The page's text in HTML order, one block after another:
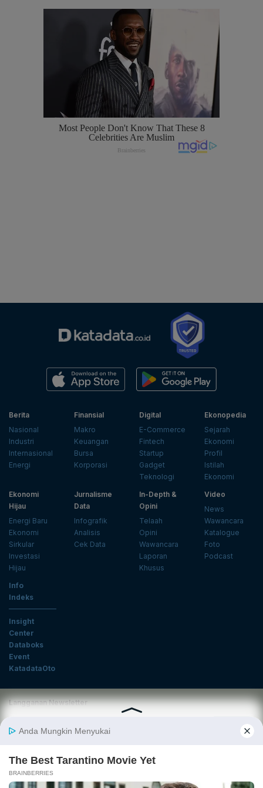
Berita
Nasional
Industri
Internasional
Energi
Finansial
Makro
Keuangan
Bursa
Korporasi
Digital
E-Commerce
Fintech
Startup
Gadget
Teknologi
Ekonopedia
Sejarah
Ekonomi
Profil
Istilah
Ekonomi
Ekonomi
Hijau
Energi Baru
Ekonomi
Sirkular
Investasi
Hijau
Jurnalisme
Data
Infografik
Analisis
Cek Data
In-Depth &
Opini
Telaah
Opini
Wawancara
Laporan
Khusus
Video
News
Wawancara
Katalogue
Foto
Podcast
Info
Indeks
Insight
Center
Databoks
Event
KatadataOto
Langganan Newsletter